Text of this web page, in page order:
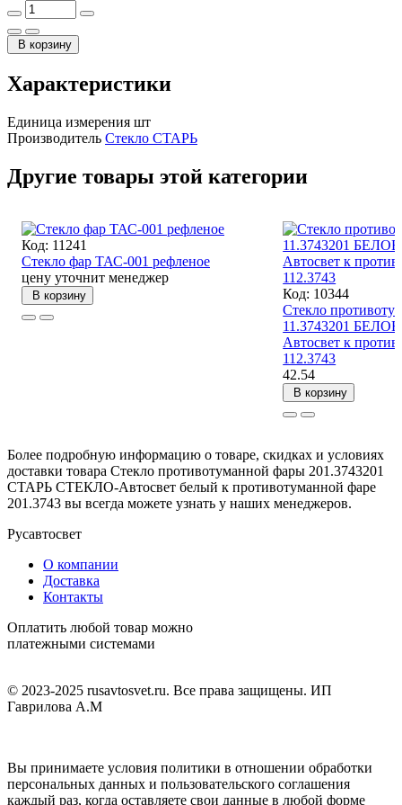
В корзину
Характеристики
Единица измерения шт
Производитель Стекло СТАРЬ
Другие товары этой категории
Код: 11241
Стекло фар ТАС-001 рефленое
цену уточнит менеджер
В корзину
Код: 10344
Стекло
11.3743201
Автосвет к
112.3743
42.54
В корзину
Более подробную информацию о товаре, скидках и условиях
доставки товара Стекло противотуманной фары 201.3743201
СТАРЬ СТЕКЛО-Автосвет белый к противотуманной фаре
201.3743 вы всегда можете узнать у наших менеджеров.
Русавтосвет
О компании
Доставка
Контакты
Оплатить любой товар можно
платежными системами
© 2023-2025 rusavtosvet.ru. Все права защищены. ИП
Гаврилова А.М
Вы принимаете условия политики в отношении обработки
персональных данных и пользовательского соглашения
каждый раз, когда оставляете свои данные в любой форме